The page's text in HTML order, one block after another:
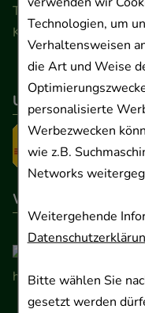
Technologien, um
Verhaltensweisen
die Art und Weise
personalisierte
Werbezwecken
wie z.B.
Networks
Weitergehende
Bitte wählen Sie
gesetzt werden
Telefon 0511 89 71
Kontaktformular
Unser
Wir sind hier gelistet